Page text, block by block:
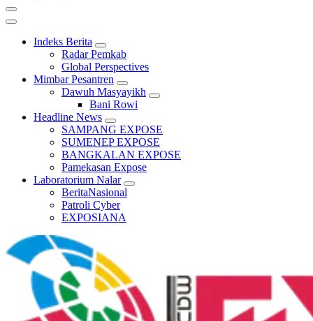
Indeks Berita
Radar Pemkab
Global Perspectives
Mimbar Pesantren
Dawuh Masyayikh
Bani Rowi
Headline News
SAMPANG EXPOSE
SUMENEP EXPOSE
BANGKALAN EXPOSE
Pamekasan Expose
Laboratorium Nalar
BeritaNasional
Patroli Cyber
EXPOSIANA